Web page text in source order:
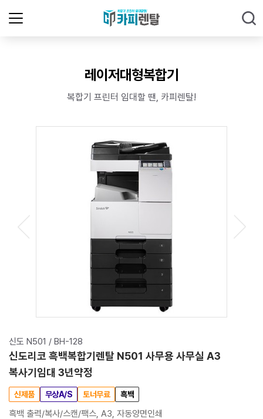
레이저대형복합기
복합기 프린터 임대할 땐, 카피렌탈!
신도 N501 / BH-128
신도리코 흑백복합기렌탈 N501 사무용 사무실 A3
복사기임대 3년약정
신제품 무상A/S 토너무료 흑백
흑백 출력/복사/스캔/팩스, A3, 자동양면인쇄